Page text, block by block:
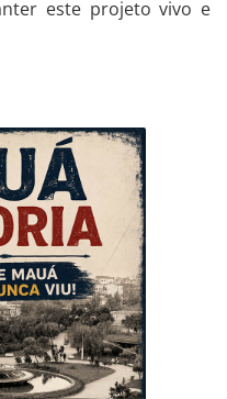
este projeto vivo e